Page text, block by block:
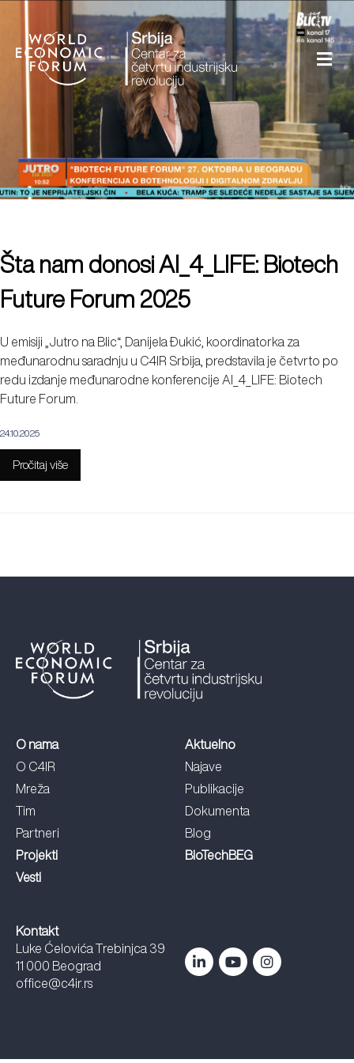
Šta nam donosi AI_4_LIFE: Biotech
Future Forum 2025
U emisiji „Jutro na Blic“, Danijela Đukić, koordinatorka za
međunarodnu saradnju u C4IR Srbija, predstavila je četvrto po
redu izdanje međunarodne konferencije AI_4_LIFE: Biotech
Future Forum.
24.10.2025
Pročitaj više
O nama
O C4IR
Mreža
Tim
Partneri
Projekti
Vesti
Aktuelno
Najave
Publikacije
Dokumenta
Blog
BioTechBEG
Kontakt
Luke Ćelovića Trebinjca 39
11 000 Beograd
office@c4ir.rs